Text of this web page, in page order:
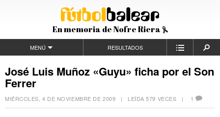
En memoria de Nofre Riera
MENÚ RESULTADOS
José Luis Muñoz «Guyu» ficha por el Son
Ferrer
MIÉRCOLES, 4 DE NOVIEMBRE DE 2009 | LEÍDA 579 VECES | 1